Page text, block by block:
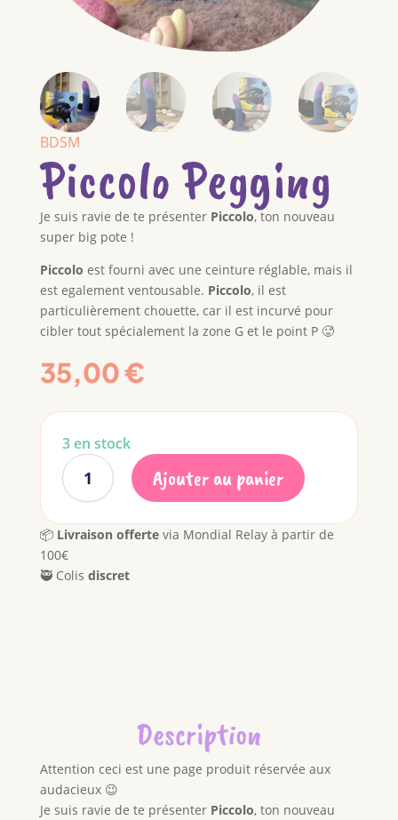
BDSM
Piccolo Pegging
Je suis ravie de te présenter Piccolo, ton nouveau
super big pote !
Piccolo est fourni avec une ceinture réglable, mais il
est egalement ventousable. Piccolo, il est
particulièrement chouette, car il est incurvé pour
cibler tout spécialement la zone G et le point P 🥵
35,00€
3 en stock
quantité
de
Piccolo
Pegging
Ajouter au panier
📦 Livraison offerte via Mondial Relay à partir de
100€
🥷 Colis discret
Description
Attention ceci est une page produit réservée aux
audacieux 😉
Je suis ravie de te présenter Piccolo, ton nouveau